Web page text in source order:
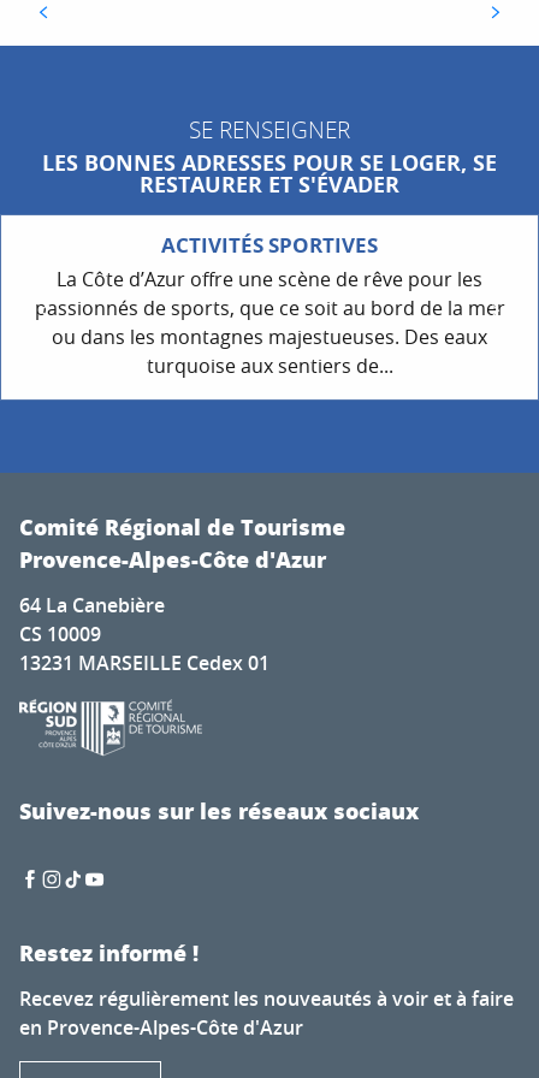
Chaque fin d’hiver, Tourrettes-sur-Loup se pare de
parfums délicats et de couleurs éclatantes pour
SE RENSEIGNER
LES BONNES ADRESSES POUR SE LOGER, SE
RESTAURER ET S'ÉVADER
ACTIVITÉS SPORTIVES
La Côte d’Azur offre une scène de rêve pour les
passionnés de sports, que ce soit au bord de la mer
ou dans les montagnes majestueuses. Des eaux
turquoise aux sentiers de...
Comité Régional de Tourisme
Provence-Alpes-Côte d'Azur
64 La Canebière
CS 10009
13231 MARSEILLE Cedex 01
Suivez-nous sur les réseaux sociaux
Restez informé !
Recevez régulièrement les nouveautés à voir et à faire
en Provence-Alpes-Côte d'Azur